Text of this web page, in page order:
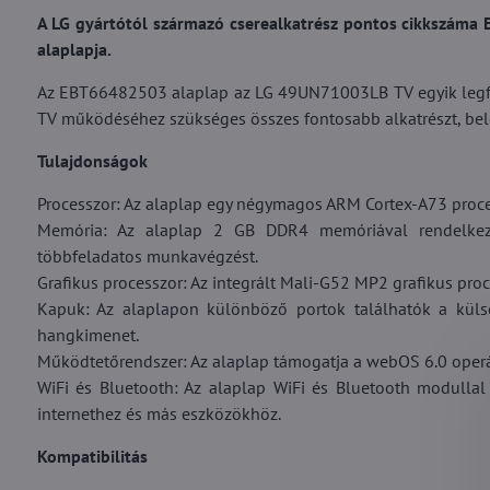
A LG gyártótól származó cserealkatrész pontos cikkszáma
alaplapja.
Az EBT66482503 alaplap az LG 49UN71003LB TV egyik
TV működéséhez szükséges összes fontosabb alkatrészt,
Tulajdonságok
Processzor: Az alaplap egy négymagos ARM Cortex-A73
Memória: Az alaplap 2 GB DDR4 memóriával
többfeladatos munkavégzést.
Grafikus processzor: Az integrált Mali-G52 MP2 grafikus
Kapuk: Az alaplapon különböző portok találhatók a
hangkimenet.
Működtetőrendszer: Az alaplap támogatja a webOS 6.0
WiFi és Bluetooth: Az alaplap WiFi és Bluetooth
internethez és más eszközökhöz.
Kompatibilitás